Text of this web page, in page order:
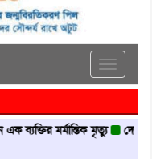
Toggle
মর্মান্তিক মৃত্যু দেশজুড়ে